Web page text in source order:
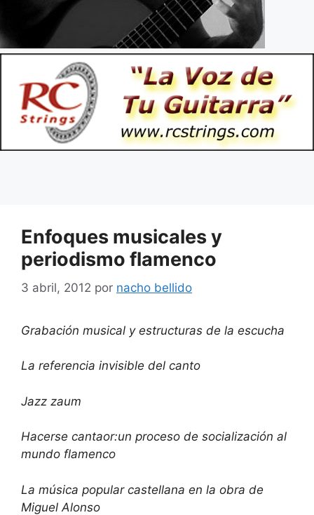
Enfoques musicales y
periodismo flamenco
3 abril, 2012 por nacho bellido
Grabación musical y estructuras de la escucha
La referencia invisible del canto
Jazz zaum
Hacerse cantaor:un proceso de socialización al
mundo flamenco
La música popular castellana en la obra de
Miguel Alonso